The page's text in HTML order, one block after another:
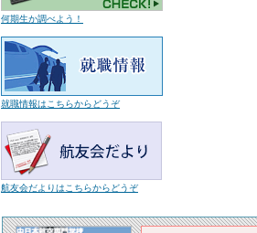
何期生か調べよう！
就職情報はこちらからどうぞ
航友会だよりはこちらからどうぞ